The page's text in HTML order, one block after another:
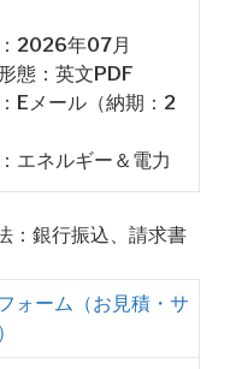
2026年07月
態：英文PDF
Eメール（納期：2
エネルギー＆電力
：銀行振込、請求書
ォーム（お見積・サ